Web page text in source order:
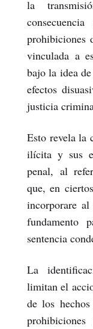
la
prohibiciones
vinculada a
bajo la idea
efectos
justicia
Esto revela la
ilícita y sus
penal, al
que, en
incorporare
fundamento
sentencia
La
limitan el
de los